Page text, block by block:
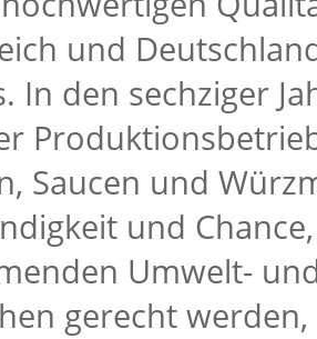
und
In den sechziger
Saucen und
und
Umwelt-
gerecht